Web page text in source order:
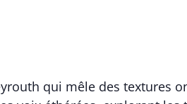
qui mêle des textures